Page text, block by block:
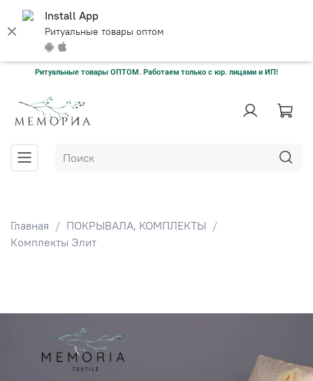
Install App
Ритуальные товары оптом
Ритуальные товары ОПТОМ. Работаем только с юр. лицами и ИП!
Главная
ПОКРЫВАЛА, КОМПЛЕКТЫ
Комплекты Элит